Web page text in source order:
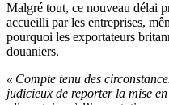
Malgré tout, ce nouveau délai
accueilli par les entreprises,
pourquoi les exportateurs
douaniers.
« Compte tenu des
judicieux de reporter la mise